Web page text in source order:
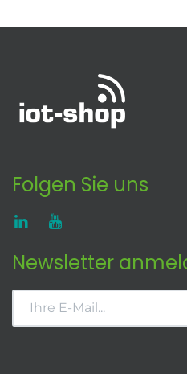
Folgen Sie uns
Newsletter